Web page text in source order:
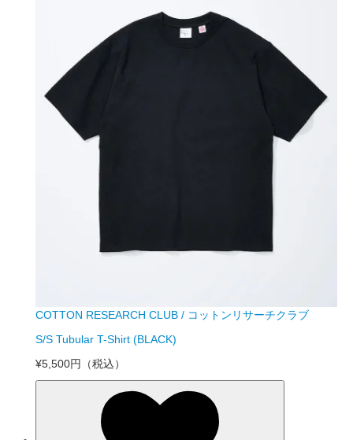
COTTON RESEARCH CLUB / コットンリサーチクラブ
S/S Tubular T-Shirt (BLACK)
¥5,500円
（税込）